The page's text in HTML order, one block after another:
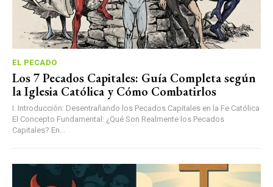
EL PECADO
Los 7 Pecados Capitales: Guía Completa según
la Iglesia Católica y Cómo Combatirlos
I. Introducción: Desentrañando los Pecados Capitales en la Fe Católica
El Concepto Fundamental: ¿Qué Son Realmente los Pecados
Capitales? En...